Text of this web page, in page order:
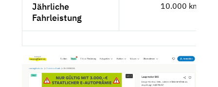
Jährliche
Fahrleistung
10.000 km